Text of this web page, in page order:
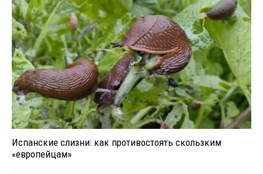
Испанские слизни: как противостоять скользким
«европейцам»